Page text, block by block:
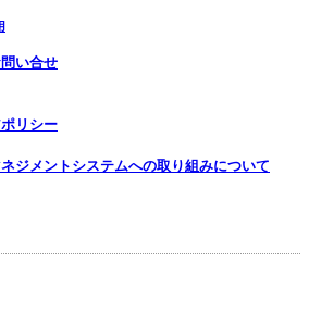
い合せ
リシー
ジメントシステムへの取り組みについて